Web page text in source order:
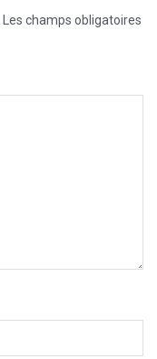
Les champs obligatoires